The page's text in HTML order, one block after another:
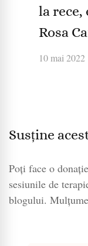
la
Rosa
10 mai 2022
Susține
Poți face o
sesiunile de
blogului.